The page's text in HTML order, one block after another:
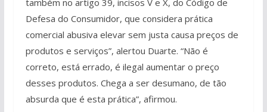
Defesa do Consumidor, que considera prática
comercial abusiva elevar sem justa causa preços de
produtos e serviços”, alertou Duarte. “Não é
correto, está errado, é ilegal aumentar o preço
desses produtos. Chega a ser desumano, de tão
absurda que é esta prática”, afirmou.